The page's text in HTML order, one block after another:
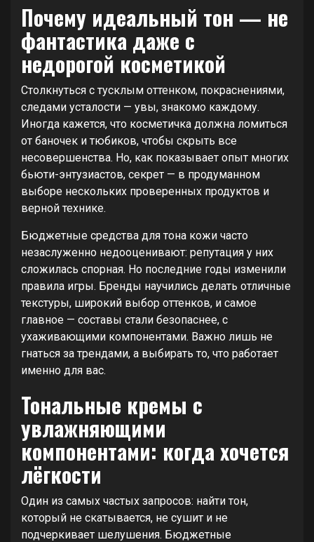
Почему идеальный тон — не
фантастика даже с
недорогой косметикой
Столкнуться с тусклым оттенком, покраснениями,
следами усталости — увы, знакомо каждому.
Иногда кажется, что косметичка должна ломиться
от баночек и тюбиков, чтобы скрыть все
несовершенства. Но, как показывает опыт многих
бьюти-энтузиастов, секрет — в продуманном
выборе нескольких проверенных продуктов и
верной технике.
Бюджетные средства для тона кожи часто
незаслуженно недооценивают: репутация у них
сложилась спорная. Но последние годы изменили
правила игры. Бренды научились делать отличные
текстуры, широкий выбор оттенков, и самое
главное — составы стали безопаснее, с
ухаживающими компонентами. Важно лишь не
гнаться за трендами, а выбирать то, что работает
именно для вас.
Тональные кремы с
увлажняющими
компонентами: когда хочется
лёгкости
Один из самых частых запросов: найти тон,
который не скатывается, не сушит и не
подчеркивает шелушения. Бюджетные